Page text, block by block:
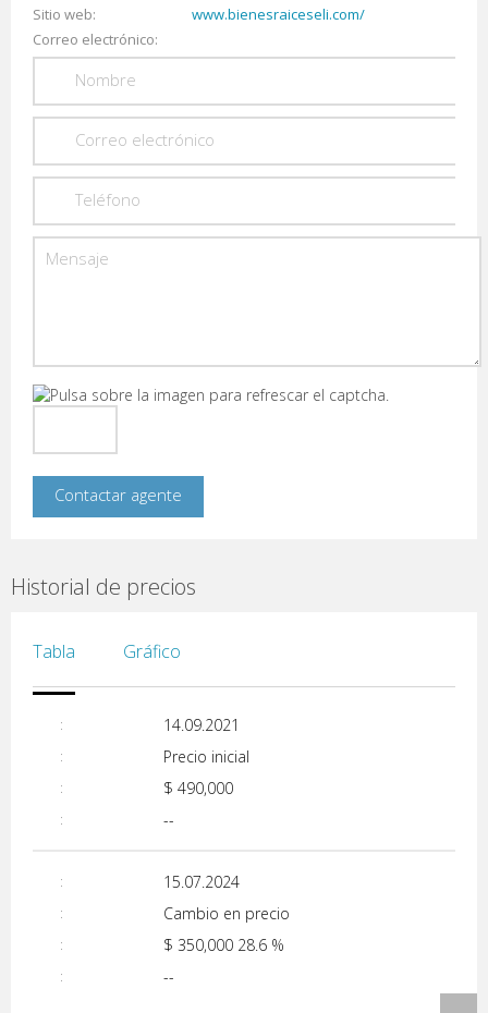
Sitio web
www.bienesraiceseli.com/
Correo electrónico
Historial de precios
Tabla Gráfico
14.09.2021
Precio inicial
$ 490,000
--
15.07.2024
Cambio en precio
$ 350,000 28.6 %
--